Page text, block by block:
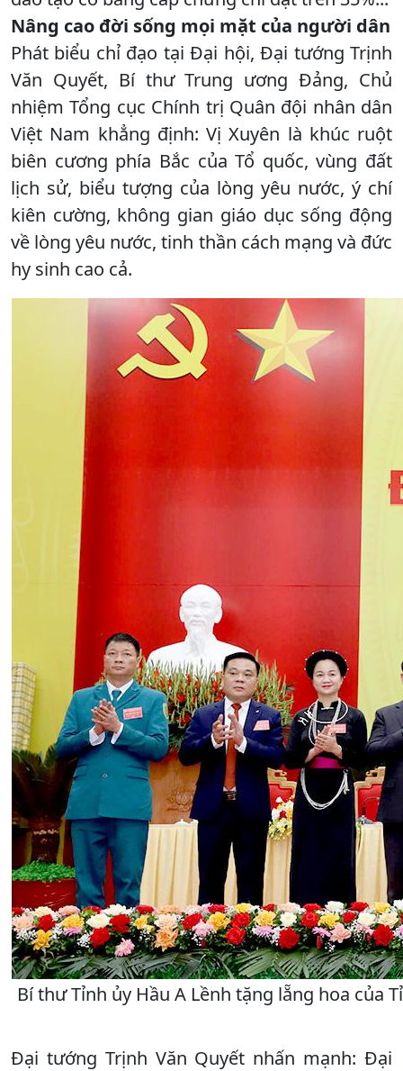
Nâng cao đời sống mọi mặt của người dân
Phát biểu chỉ đạo tại Đại hội, Đại tướng Trịnh
Văn Quyết, Bí thư Trung ương Đảng, Chủ
nhiệm Tổng cục Chính trị Quân đội nhân dân
Việt Nam khẳng định: Vị Xuyên là khúc ruột
biên cương phía Bắc của Tổ quốc, vùng đất
lịch sử, biểu tượng của lòng yêu nước, ý chí
kiên cường, không gian giáo dục sống động
về lòng yêu nước, tinh thần cách mạng và đức
hy sinh cao cả.
Bí thư Tỉnh ủy Hầu A Lềnh tặng lẵng hoa của
Đại tướng Trịnh Văn Quyết nhấn mạnh: Đại